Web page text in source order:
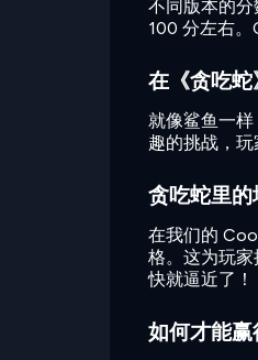
不同版本的
100 分左右
在《贪吃蛇
就像鲨鱼一
趣的挑战，玩
贪吃蛇里的
在我们的
格。这为玩
快就逼近了！
如何才能赢